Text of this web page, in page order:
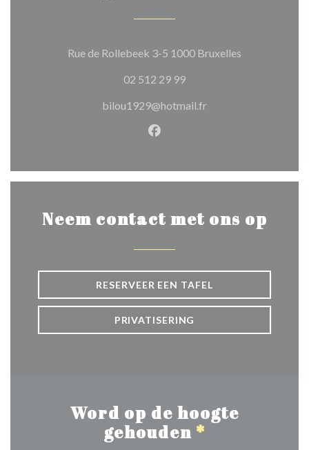
Rue de Rollebeek 3-5 1000 Bruxelles
02 512 29 99
bilou1929@hotmail.fr
Facebook ((opent in een
Neem contact met ons op
RESERVEER EEN TAFEL
PRIVATISERING
Word op de hoogte
gehouden *